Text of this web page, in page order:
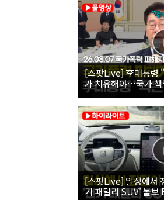
[스팟Live] 李대통령
가 치유해야…국가
26.08.07 국가폭력 피
[스팟Live] 일상에서
기 패밀리 SUV' 볼보